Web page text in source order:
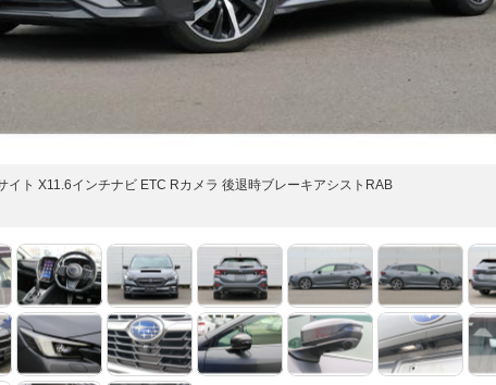
イト X11.6インチナビ ETC Rカメラ 後退時ブレーキアシストRAB